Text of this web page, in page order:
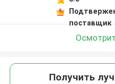
поставщик
Получить